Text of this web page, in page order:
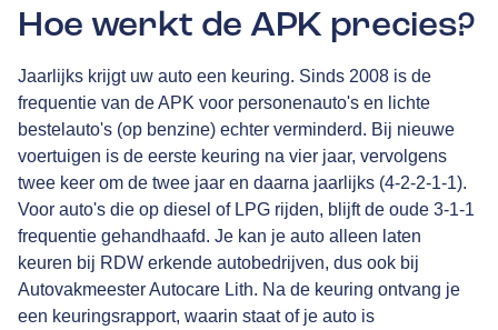
Hoe werkt de APK precies?
Jaarlijks krijgt uw auto een keuring. Sinds 2008 is de
frequentie van de APK voor personenauto's en lichte
bestelauto's (op benzine) echter verminderd. Bij nieuwe
voertuigen is de eerste keuring na vier jaar, vervolgens
twee keer om de twee jaar en daarna jaarlijks (4-2-2-1-1).
Voor auto's die op diesel of LPG rijden, blijft de oude 3-1-1
frequentie gehandhaafd. Je kan je auto alleen laten
keuren bij RDW erkende autobedrijven, dus ook bij
Autovakmeester Autocare Lith. Na de keuring ontvang je
een keuringsrapport, waarin staat of je auto is